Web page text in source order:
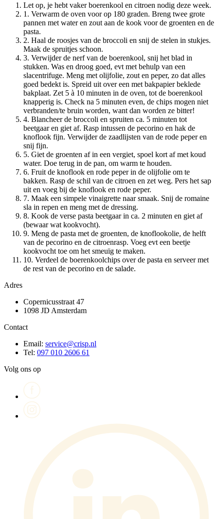
Let op, je hebt vaker boerenkool en citroen nodig deze week.
1. Verwarm de oven voor op 180 graden. Breng twee grote
pannen met water en zout aan de kook voor de groenten en de
pasta.
2. Haal de roosjes van de broccoli en snij de stelen in stukjes.
Maak de spruitjes schoon.
3. Verwijder de nerf van de boerenkool, snij het blad in
stukken. Was en droog goed, evt met behulp van een
slacentrifuge. Meng met olijfolie, zout en peper, zo dat alles
goed bedekt is. Spreid uit over een met bakpapier beklede
bakplaat. Zet 5 à 10 minuten in de oven, tot de boerenkool
knapperig is. Check na 5 minuten even, de chips mogen niet
verbranden/te bruin worden, want dan worden ze bitter!
4. Blancheer de broccoli en spruiten ca. 5 minuten tot
beetgaar en giet af. Rasp intussen de pecorino en hak de
knoflook fijn. Verwijder de zaadlijsten van de rode peper en
snij fijn.
5. Giet de groenten af in een vergiet, spoel kort af met koud
water. Doe terug in de pan, om warm te houden.
6. Fruit de knoflook en rode peper in de olijfolie om te
bakken. Rasp de schil van de citroen en zet weg. Pers het sap
uit en voeg bij de knoflook en rode peper.
7. Maak een simpele vinaigrette naar smaak. Snij de romaine
sla in repen en meng met de dressing.
8. Kook de verse pasta beetgaar in ca. 2 minuten en giet af
(bewaar wat kookvocht).
9. Meng de pasta met de groenten, de knoflookolie, de helft
van de pecorino en de citroenrasp. Voeg evt een beetje
kookvocht toe om het smeuïg te maken.
10. Verdeel de boerenkoolchips over de pasta en serveer met
de rest van de pecorino en de salade.
Adres
Copernicusstraat 47
1098 JD Amsterdam
Contact
Email: service@crisp.nl
Tel: 097 010 2606 61
Volg ons op